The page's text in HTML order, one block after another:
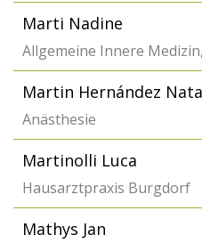
Marti Nadine
Allgemeine Innere
Martin Hernández
Anästhesie
Martinolli Luca
Hausarztpraxis Burgdorf
Mathys Jan